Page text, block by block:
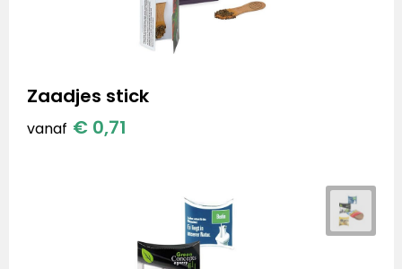
Zaadjes stick
vanaf € 0,71